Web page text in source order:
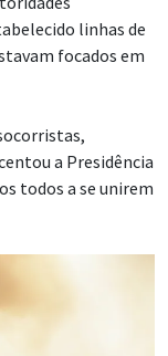
linhas de
focados em
a Presidência
todos a se unirem